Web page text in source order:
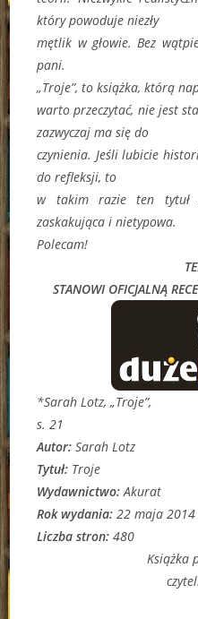
który powoduje niezły
mętlik w głowie. Bez
pani.
„Troje”, to książka, którą
warto przeczytać, nie jest
zazwyczaj ma się do
czynienia. Jeśli lubicie
do refleksji, to
w takim razie ten tytuł
zaskakująca i nietypowa.
Polecam!
STANOWI OFICJALNĄ
*Sarah Lotz, „Troje”,
s. 21
Autor:Sarah Lotz
Tytuł: Troje
Wydawnictwo:Akurat
Rok wydania:22 maja 2014
Liczba stron:480
Książka